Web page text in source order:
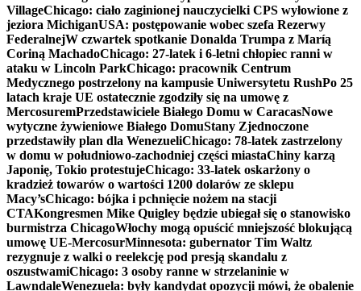
VillageChicago: ciało zaginionej nauczycielki CPS wyłowione z
jeziora MichiganUSA: postępowanie wobec szefa Rezerwy
FederalnejW czwartek spotkanie Donalda Trumpa z Maríą
Coriną MachadoChicago: 27-latek i 6-letni chłopiec ranni w
ataku w Lincoln ParkChicago: pracownik Centrum
Medycznego postrzelony na kampusie Uniwersytetu RushPo 25
latach kraje UE ostatecznie zgodziły się na umowę z
MercosuremPrzedstawiciele Białego Domu w CaracasNowe
wytyczne żywieniowe Białego DomuStany Zjednoczone
przedstawiły plan dla WenezueliChicago: 78-latek zastrzelony
w domu w południowo-zachodniej części miastaChiny karzą
Japonię, Tokio protestujeChicago: 33-latek oskarżony o
kradzież towarów o wartości 1200 dolarów ze sklepu
Macy’sChicago: bójka i pchnięcie nożem na stacji
CTAKongresmen Mike Quigley będzie ubiegał się o stanowisko
burmistrza ChicagoWłochy mogą opuścić mniejszość blokującą
umowę UE-MercosurMinnesota: gubernator Tim Waltz
rezygnuje z walki o reelekcję pod presją skandalu z
oszustwamiChicago: 3 osoby ranne w strzelaninie w
LawndaleWenezuela: były kandydat opozycji mówi, że obalenie